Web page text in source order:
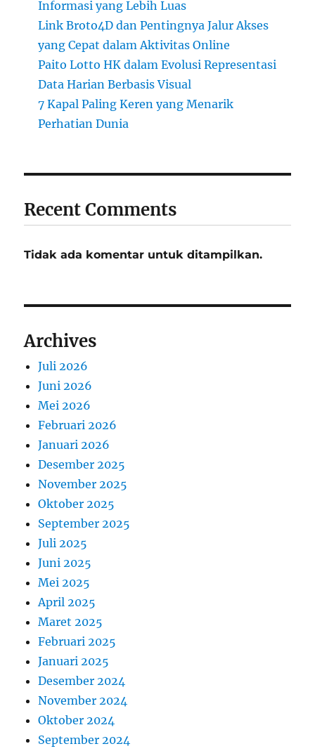
Informasi yang Lebih Luas
Link Broto4D dan Pentingnya Jalur Akses
yang Cepat dalam Aktivitas Online
Paito Lotto HK dalam Evolusi Representasi
Data Harian Berbasis Visual
7 Kapal Paling Keren yang Menarik
Perhatian Dunia
Recent Comments
Tidak ada komentar untuk ditampilkan.
Archives
Juli 2026
Juni 2026
Mei 2026
Februari 2026
Januari 2026
Desember 2025
November 2025
Oktober 2025
September 2025
Juli 2025
Juni 2025
Mei 2025
April 2025
Maret 2025
Februari 2025
Januari 2025
Desember 2024
November 2024
Oktober 2024
September 2024